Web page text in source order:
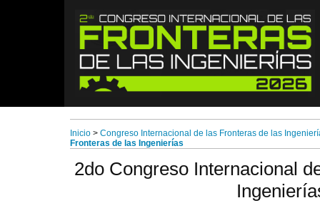
Inicio > Congreso Internacional de las Fronteras de las
Fronteras de las Ingenierías
2do Congreso Internacional